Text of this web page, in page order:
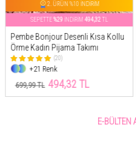
2. ÜRÜN %10 İNDİRİM
SEPETTE%27 İNDİRİM510,14TL
Siyah İnfinity Desenli Bambu Kısa
Kol Kadın Pijama Takımı
(147)
699,99 TL 510,14 TL
E-BÜLTEN